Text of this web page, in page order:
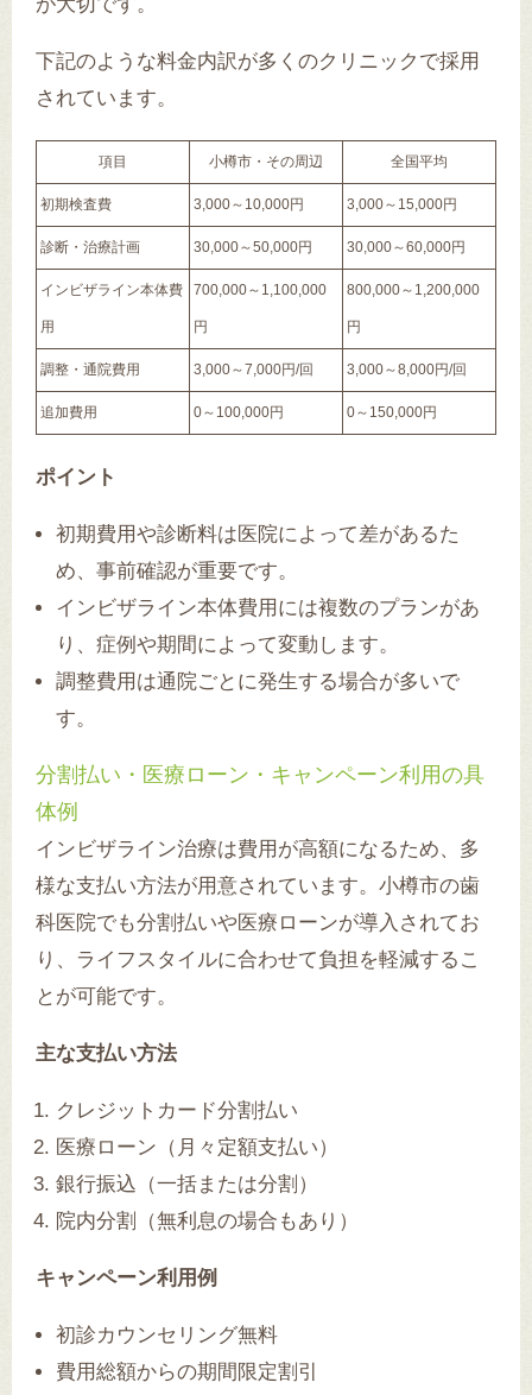
下記のような料金内訳が多くのクリニックで採用
されています。
項目 小樽市・その周辺 全国平均
初期検査費 3,000～10,000円 3,000～15,000円
診断・治療計画 30,000～50,000円 30,000～60,000円
インビザライン本体費
用
700,000～1,100,000
円
800,000～1,200,000
円
調整・通院費用 3,000～7,000円/回 3,000～8,000円/回
追加費用 0～100,000円 0～150,000円
ポイント
初期費用や診断料は医院によって差があるた
め、事前確認が重要です。
インビザライン本体費用には複数のプランがあ
り、症例や期間によって変動します。
調整費用は通院ごとに発生する場合が多いで
す。
分割払い・医療ローン・キャンペーン利用の具
体例
インビザライン治療は費用が高額になるため、多
様な支払い方法が用意されています。小樽市の歯
科医院でも分割払いや医療ローンが導入されてお
り、ライフスタイルに合わせて負担を軽減するこ
とが可能です。
主な支払い方法
クレジットカード分割払い
医療ローン（月々定額支払い）
銀行振込（一括または分割）
院内分割（無利息の場合もあり）
キャンペーン利用例
初診カウンセリング無料
費用総額からの期間限定割引